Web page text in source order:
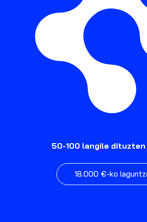
50-100 langile dituzten
18.000 €-ko